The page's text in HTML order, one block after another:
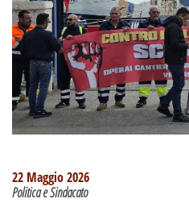
22 Maggio 2026
Politica e Sindacato